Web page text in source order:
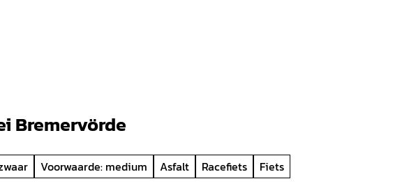
Bremervörde
Voorwaarde: medium Asfalt Racefiets Fiets